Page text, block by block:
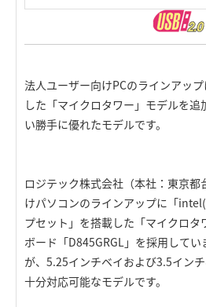
法人ユーザー向けPCのラインアッ
した「マイクロタワー」モデルを
い勝手に優れたモデルです。
ロジテック株式会社（本社：東京
けパソコンのラインアップに「
プセット」を搭載した「マイクロ
ボード「D845GRGL」を採用して
が、5.25インチベイおよび3.5イン
十分対応可能なモデルです。